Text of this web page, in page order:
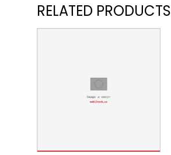
RELATED PRODUCTS